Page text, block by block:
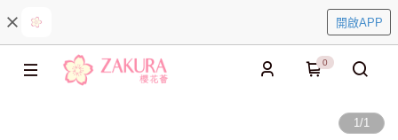
開啟APP
0
1/1